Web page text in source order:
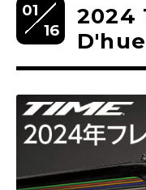
01
16
2024